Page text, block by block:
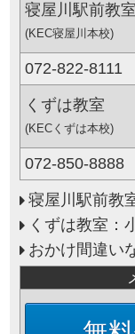
寝屋川駅前教室
(KEC寝屋川本校)
072-822-8111
くずは教室
(KECくずは本校)
072-850-8888
寝屋川駅前教
くずは教室：
おかけ間違い